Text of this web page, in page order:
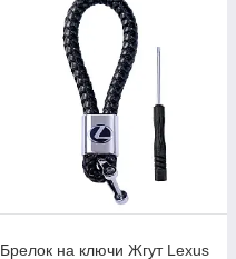
Брелок на ключи Жгут Lexus